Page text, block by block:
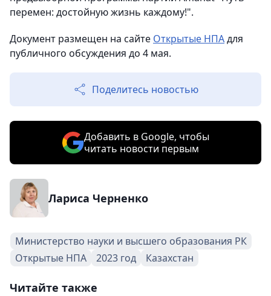
перемен: достойную жизнь каждому!".
Документ размещен на сайте Открытые НПАдля
публичного обсуждения до 4 мая.
Поделитесь новостью
Добавить в Google, чтобы
читать новости первым
Лариса Черненко
Министерство науки и высшего образования РК
Открытые НПА
2023 год Казахстан
Читайте также